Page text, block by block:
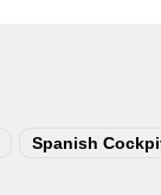
Spanish